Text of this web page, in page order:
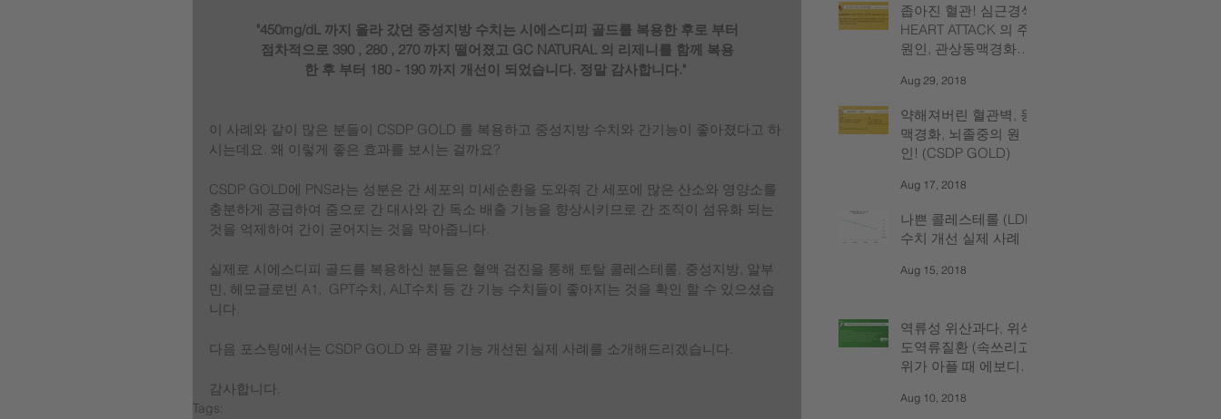
"450mg/dL 까지 올라 갔던 중성지방 수치는 시에스디피 골드를 복용한 후로 부터
점차적으로 390 , 280 , 270 까지 떨어졌고 GC NATURAL 의 리제니를 함께 복용
한 후 부터 180 - 190 까지 개선이 되었습니다. 정말 감사합니다."
이 사례와 같이 많은 분들이 CSDP GOLD 를 복용하고 중성지방 수치와 간기능이 좋아졌다고 하
시는데요. 왜 이렇게 좋은 효과를 보시는 걸까요?
CSDP GOLD에 PNS라는 성분은 간 세포의 미세순환을 도와줘 간 세포에 많은 산소와 영양소를
충분하게 공급하여 줌으로 간 대사와 간 독소 배출 기능을 향상시키므로 간 조직이 섬유화 되는
것을 억제하여 간이 굳어지는 것을 막아줍니다.
실제로 시에스디피 골드를 복용하신 분들은 혈액 검진을 통해 토탈 콜레스테롤, 중성지방, 알부
민, 헤모글로빈 A1,  GPT수치, ALT수치 등 간 기능 수치들이 좋아지는 것을 확인 할 수 있으셨습
니다.
다음 포스팅에서는 CSDP GOLD 와 콩팥 기능 개선된 실제 사례를 소개해드리겠습니다.
감사합니다.
Tags:
좁아진 혈관! 심근경색
HEART ATTACK 의 주
원인, 관상동맥경화
Aug 29, 2018
약해져버린 혈관벽, 동
맥경화, 뇌졸중의 원
인! (CSDP GOLD)
Aug 17, 2018
나쁜 콜레스테롤 (LDL)
수치 개선 실제 사례
Aug 15, 2018
역류성 위산과다, 위식
도역류질환 (속쓰리고
위가 아플 때 에보디아
Aug 10, 2018